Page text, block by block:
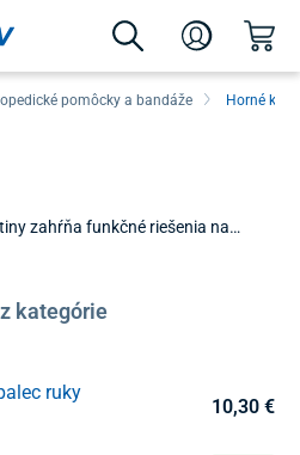
pomôcky a bandáže Horné
zahŕňa funkčné riešenia na
prstov. Tieto pomôcky sú
v prípade zranenia alebo
Výber zahŕňa spektrum
dlahami pre vyšší stupeň
kategórie
ruky
10,30 €